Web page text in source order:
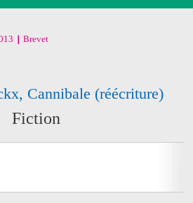
Brevet
Cannibale (réécriture)
Fiction